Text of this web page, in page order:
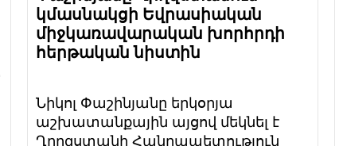
կմասնակցի Եվրասիական
միջկառավարական խորհրդի
հերթական նիստին
Նիկոլ Փաշինյանը երկօրյա
աշխատանքային այցով մեկնել է
Ղրղզստանի Հանրապետություն